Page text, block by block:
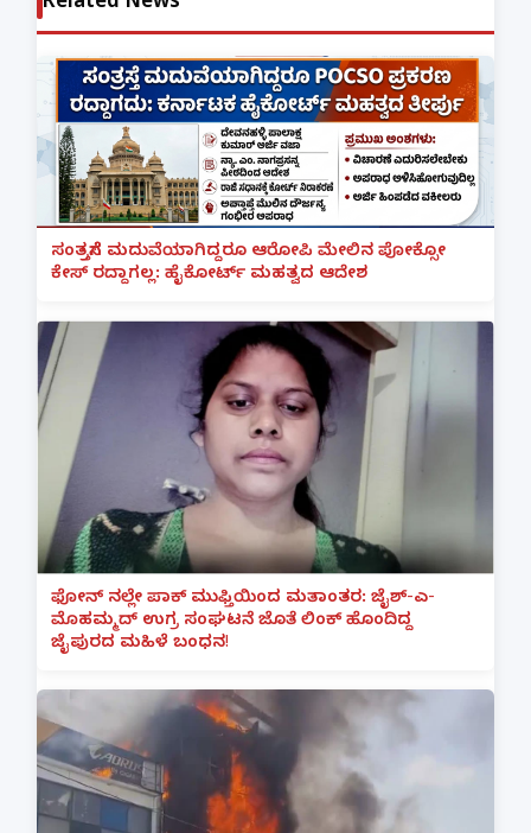
ಸಂತ್ರಸ್ತೆಗೆ ಮದುವೆಯಾಗಿದ್ದರೂ ಆರೋಪಿ ಮೇಲಿನ ಪೋಕ್ಸೋ
ಕೇಸ್ ರದ್ದಾಗಲ್ಲ: ಹೈಕೋರ್ಟ್ ಮಹತ್ವದ ಆದೇಶ
ಫೋನ್ ನಲ್ಲೇ ಪಾಕ್ ಮುಫ್ತಿಯಿಂದ ಮತಾಂತರ: ಜೈಶ್-ಎ-
ಮೊಹಮ್ಮದ್ ಉಗ್ರ ಸಂಘಟನೆ ಜೊತೆ ಲಿಂಕ್ ಹೊಂದಿದ್ದ
ಜೈಪುರದ ಮಹಿಳೆ ಬಂಧನ!